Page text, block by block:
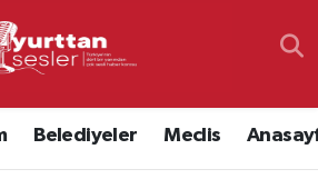
Belediyeler Meclis
Durumu ve Fikstür